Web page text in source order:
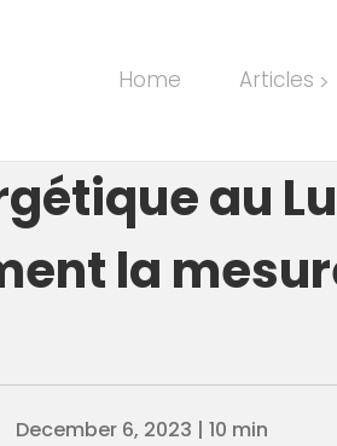
Home Articles >
au
la
December 6, 2023 | 10 min